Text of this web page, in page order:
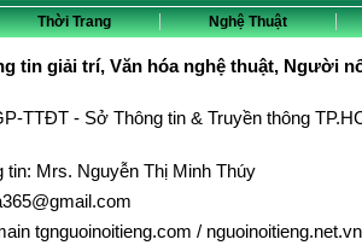
Thời Trang Nghệ Thuật
tin giải trí, Văn hóa nghệ thuật, Người
TTĐT - Sở Thông tin & Truyền thông
tin: Mrs. Nguyễn Thị Minh Thúy
tgnguoinoitieng.com / nguoinoitieng.net.vn